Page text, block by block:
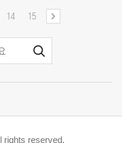
14 15
rights reserved.